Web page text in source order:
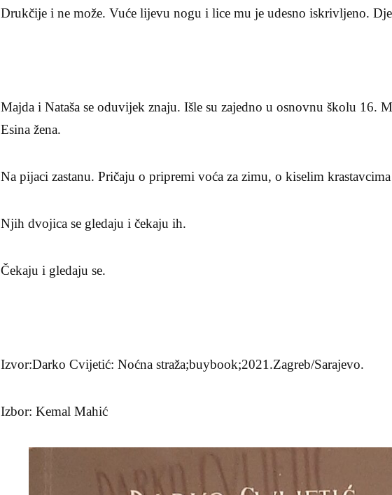
Drukčije i ne može. Vuće lijevu nogu i lice mu je udesno iskrivljeno.
Majda i Nataša se oduvijek znaju. Išle su zajedno u osnovnu školu 16.
Esina žena.
Na pijaci zastanu. Pričaju o pripremi voća za zimu, o kiselim
Njih dvojica se gledaju i čekaju ih.
Čekaju i gledaju se.
Izvor:Darko Cvijetić: Noćna straža;buybook;2021.Zagreb/Sarajevo.
Izbor: Kemal Mahić